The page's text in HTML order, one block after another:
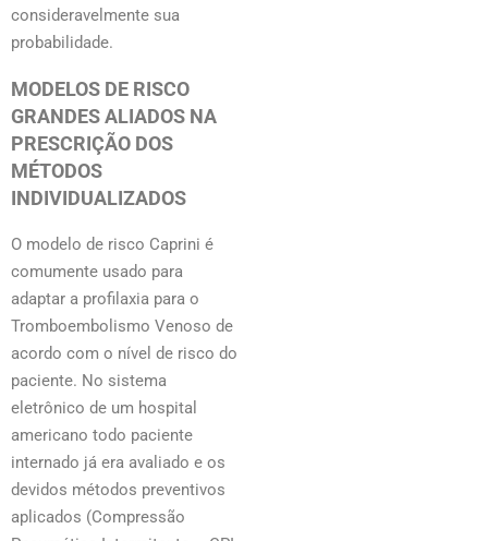
consideravelmente sua
probabilidade.
MODELOS DE RISCO
GRANDES ALIADOS NA
PRESCRIÇÃO DOS
MÉTODOS
INDIVIDUALIZADOS
O modelo de risco Caprini é
comumente usado para
adaptar a profilaxia para o
Tromboembolismo Venoso de
acordo com o nível de risco do
paciente. No sistema
eletrônico de um hospital
americano todo paciente
internado já era avaliado e os
devidos métodos preventivos
aplicados (Compressão